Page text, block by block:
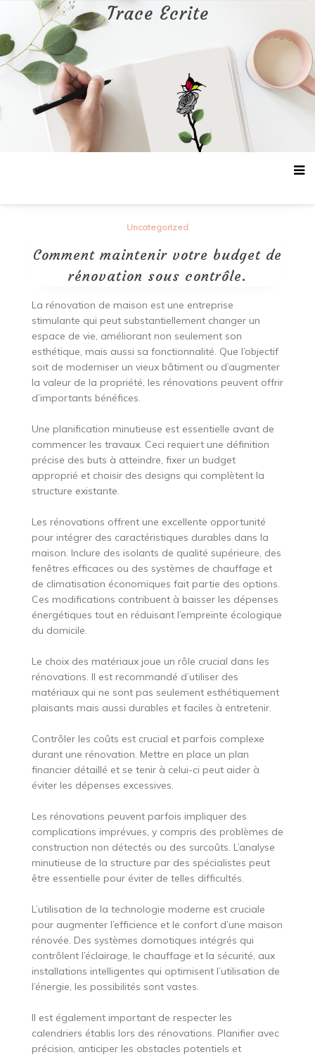
contenu
Trace Ecrite
Uncategorized
Comment maintenir votre budget de
rénovation sous contrôle.
La rénovation de maison est une entreprise
stimulante qui peut substantiellement changer un
espace de vie, améliorant non seulement son
esthétique, mais aussi sa fonctionnalité. Que l’objectif
soit de moderniser un vieux bâtiment ou d’augmenter
la valeur de la propriété, les rénovations peuvent offrir
d’importants bénéfices.
Une planification minutieuse est essentielle avant de
commencer les travaux. Ceci requiert une définition
précise des buts à atteindre, fixer un budget
approprié et choisir des designs qui complètent la
structure existante.
Les rénovations offrent une excellente opportunité
pour intégrer des caractéristiques durables dans la
maison. Inclure des isolants de qualité supérieure, des
fenêtres efficaces ou des systèmes de chauffage et
de climatisation économiques fait partie des options.
Ces modifications contribuent à baisser les dépenses
énergétiques tout en réduisant l’empreinte écologique
du domicile.
Le choix des matériaux joue un rôle crucial dans les
rénovations. Il est recommandé d’utiliser des
matériaux qui ne sont pas seulement esthétiquement
plaisants mais aussi durables et faciles à entretenir.
Contrôler les coûts est crucial et parfois complexe
durant une rénovation. Mettre en place un plan
financier détaillé et se tenir à celui-ci peut aider à
éviter les dépenses excessives.
Les rénovations peuvent parfois impliquer des
complications imprévues, y compris des problèmes de
construction non détectés ou des surcoûts. L’analyse
minutieuse de la structure par des spécialistes peut
être essentielle pour éviter de telles difficultés.
L’utilisation de la technologie moderne est cruciale
pour augmenter l’efficience et le confort d’une maison
rénovée. Des systèmes domotiques intégrés qui
contrôlent l’éclairage, le chauffage et la sécurité, aux
installations intelligentes qui optimisent l’utilisation de
l’énergie, les possibilités sont vastes.
Il est également important de respecter les
calendriers établis lors des rénovations. Planifier avec
précision, anticiper les obstacles potentiels et